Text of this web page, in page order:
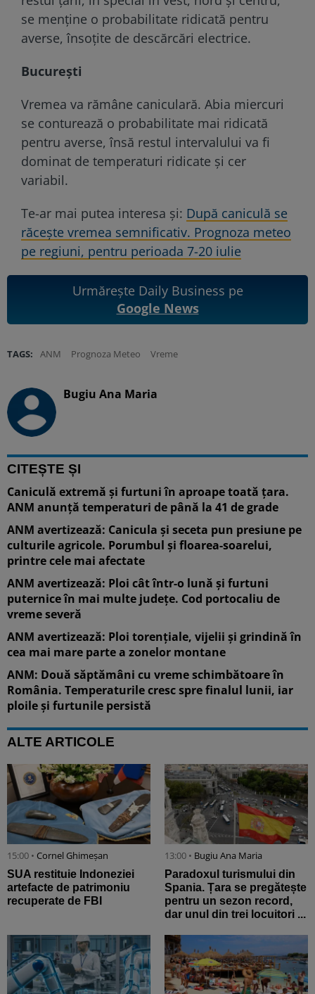
se menține o probabilitate ridicată pentru
averse, însoțite de descărcări electrice.
București
Vremea va rămâne caniculară. Abia miercuri
se conturează o probabilitate mai ridicată
pentru averse, însă restul intervalului va fi
dominat de temperaturi ridicate și cer
variabil.
Te-ar mai putea interesa și: După caniculă se
răcește vremea semnificativ. Prognoza meteo
pe regiuni, pentru perioada 7-20 iulie
Urmărește Daily Business pe
Google News
TAGS: ANM Prognoza Meteo Vreme
Bugiu ⁠Ana Maria
CITEȘTE ȘI
Caniculă extremă și furtuni în aproape toată țara.
ANM anunță temperaturi de până la 41 de grade
ANM avertizează: Canicula și seceta pun presiune pe
culturile agricole. Porumbul și floarea-soarelui,
printre cele mai afectate
ANM avertizează: Ploi cât într-o lună și furtuni
puternice în mai multe județe. Cod portocaliu de
vreme severă
ANM avertizează: Ploi torențiale, vijelii și grindină în
cea mai mare parte a zonelor montane
ANM: Două săptămâni cu vreme schimbătoare în
România. Temperaturile cresc spre finalul lunii, iar
ploile și furtunile persistă
ALTE ARTICOLE
15:00 • Cornel Ghimeșan
SUA restituie Indoneziei
artefacte de patrimoniu
recuperate de FBI
13:00 • Bugiu ⁠Ana Maria
Paradoxul turismului din
Spania. Țara se pregătește
pentru un sezon record,
dar unul din trei locuitori ...